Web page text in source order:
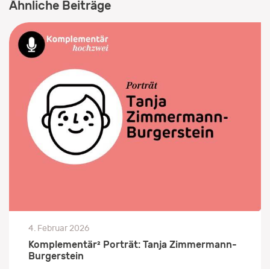
Ähnliche Beiträge
4. Februar 2026
Komplementär² Porträt: Tanja Zimmermann-
Burgerstein